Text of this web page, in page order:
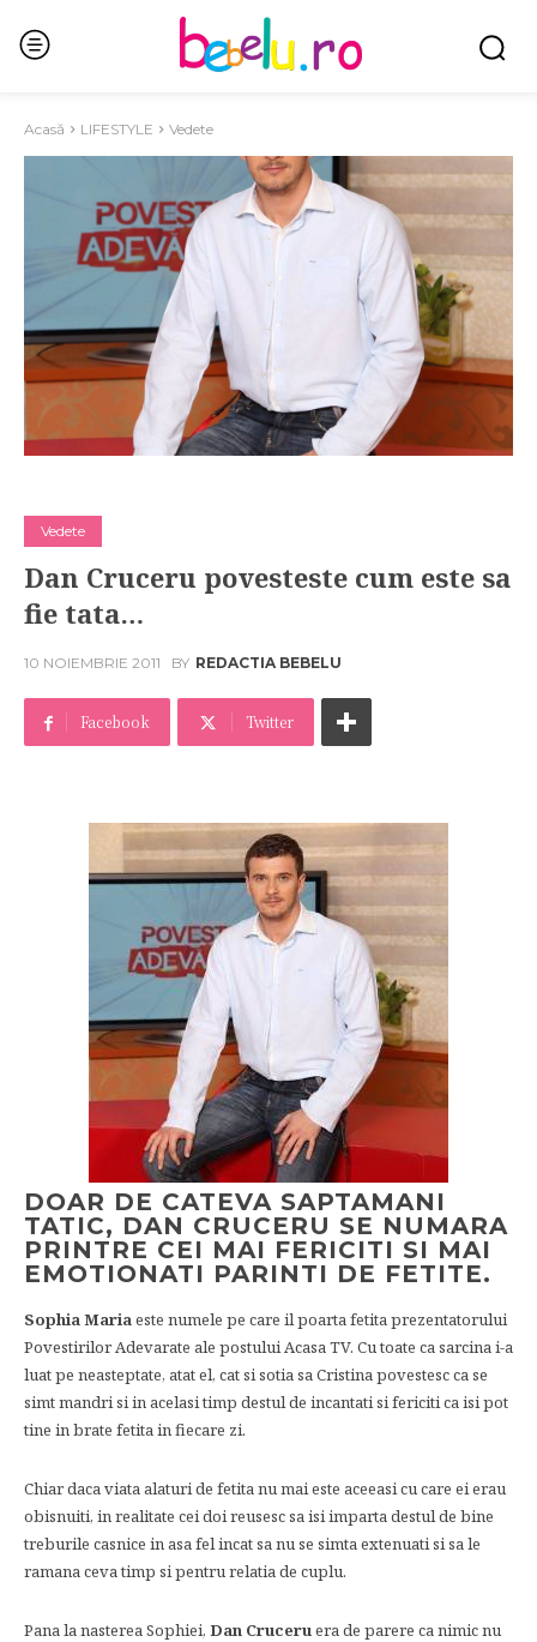
Acasă LIFESTYLE Vedete
Vedete
Dan Cruceru povesteste cum este sa
fie tata…
10 NOIEMBRIE 2011 BY REDACTIA BEBELU
Facebook Twitter
DOAR DE CATEVA SAPTAMANI
TATIC, DAN CRUCERU SE NUMARA
PRINTRE CEI MAI FERICITI SI MAI
EMOTIONATI PARINTI DE FETITE.
Sophia Mariaeste numele pe care il poarta fetita prezentatorului
Povestirilor Adevarate ale postului Acasa TV. Cu toate ca sarcina i-a
luat pe neasteptate, atat el, cat si sotia sa Cristina povestesc ca se
simt mandri si in acelasi timp destul de incantati si fericiti ca isi pot
tine in brate fetita in fiecare zi.
Chiar daca viata alaturi de fetita nu mai este aceeasi cu care ei erau
obisnuiti, in realitate cei doi reusesc sa isi imparta destul de bine
treburile casnice in asa fel incat sa nu se simta extenuati si sa le
ramana ceva timp si pentru relatia de cuplu.
Pana la nasterea Sophiei, Dan Cruceruera de parere ca nimic nu